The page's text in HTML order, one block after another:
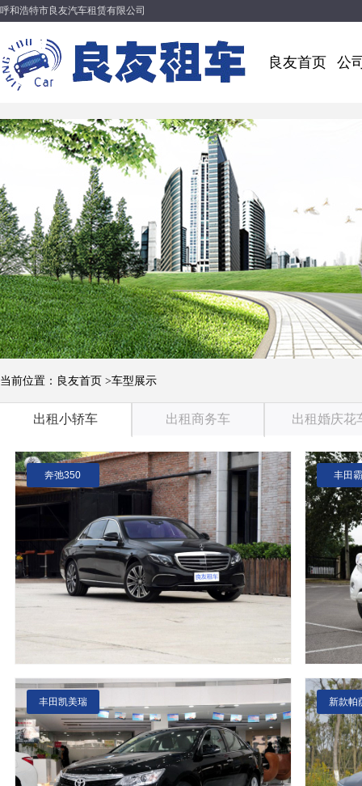
呼和浩特市良友汽车租赁有限公司
良友首页 公
当前位置：良友首页 >车型展示
出租小轿车 出租商务车 出租婚庆花
奔弛350 丰田
丰田凯美瑞 新款帕